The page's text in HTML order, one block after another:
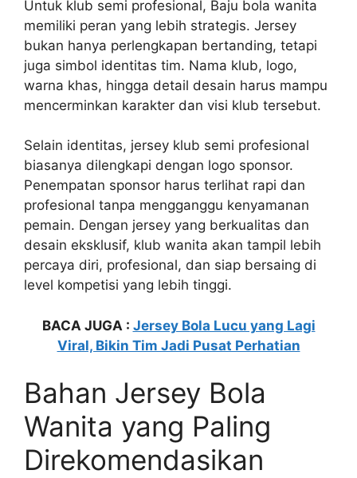
Untuk klub semi profesional, Baju bola wanita
memiliki peran yang lebih strategis. Jersey
bukan hanya perlengkapan bertanding, tetapi
juga simbol identitas tim. Nama klub, logo,
warna khas, hingga detail desain harus mampu
mencerminkan karakter dan visi klub tersebut.
Selain identitas, jersey klub semi profesional
biasanya dilengkapi dengan logo sponsor.
Penempatan sponsor harus terlihat rapi dan
profesional tanpa mengganggu kenyamanan
pemain. Dengan jersey yang berkualitas dan
desain eksklusif, klub wanita akan tampil lebih
percaya diri, profesional, dan siap bersaing di
level kompetisi yang lebih tinggi.
BACA JUGA : Jersey Bola Lucu yang Lagi
Viral, Bikin Tim Jadi Pusat Perhatian
Bahan Jersey Bola
Wanita yang Paling
Direkomendasikan